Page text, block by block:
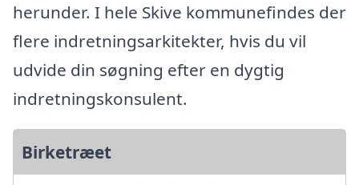
herunder. I hele Skive kommunefindes der
flere indretningsarkitekter, hvis du vil
udvide din søgning efter en dygtig
indretningskonsulent.
Birketræet